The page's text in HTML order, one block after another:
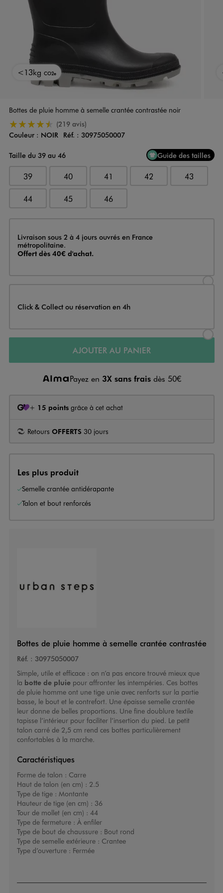
<13kg CO2e
Bottes de pluie homme à semelle crantée contrastée noir
4.5/5 de moyenne
(219 avis)
Couleur
Couleur : NOIR Réf. : 30975050007
Taille du 39 au 46
Guide des tailles
39 40 41 42 43
44 45 46
Livraison
Livraison sous 2 à 4 jours ouvrés en France
métropolitaine.
Offert dès 40€ d'achat.
Click & Collect ou réservation en 4h
AJOUTER AU PANIER
Payez en 3X sans frais dès 50€
+ 15 points grâce à cet achat
Retours OFFERTS 30 jours
Les plus produit
Semelle crantée antidérapante
Talon et bout renforcés
Bottes de pluie homme à semelle crantée contrastée
Réf. : 30975050007
Simple, utile et efficace : on n’a pas encore trouvé mieux que
la botte de pluie pour affronter les intempéries. Ces bottes
de pluie hommeont une tige unie avec renforts sur la partie
basse, le bout et le contrefort. Une épaisse semelle crantée
leur donne de belles proportions. Une fine doublure textile
tapisse l’intérieur pour faciliter l’insertion du pied. Le petit
talon carré de 2,5 cm rend ces bottes particulièrement
confortables à la marche.
Caractéristiques
Forme de talon : Carre
Haut de talon (en cm) : 2.5
Type de tige : Montante
Hauteur de tige (en cm) : 36
Tour de mollet (en cm) : 44
Type de fermeture : À enfiler
Type de bout de chaussure : Bout rond
Type de semelle extérieure : Crantee
Type d’ouverture : Fermée